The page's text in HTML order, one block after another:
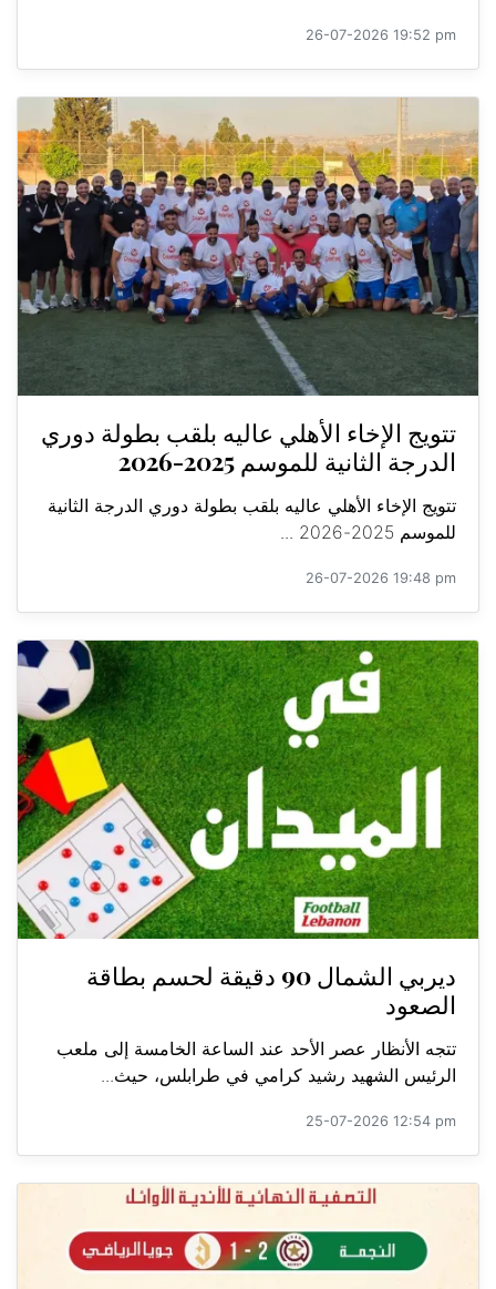
26-07-2026 19:52 pm
تتويج الإخاء الأهلي عاليه بلقب بطولة دوري
الدرجة الثانية للموسم 2025-2026
تتويج الإخاء الأهلي عاليه بلقب بطولة دوري الدرجة الثانية
للموسم 2025-2026 ...
26-07-2026 19:48 pm
ديربي الشمال 90 دقيقة لحسم بطاقة
الصعود
تتجه الأنظار عصر الأحد عند الساعة الخامسة إلى ملعب
الرئيس الشهيد رشيد كرامي في طرابلس، حيث...
25-07-2026 12:54 pm